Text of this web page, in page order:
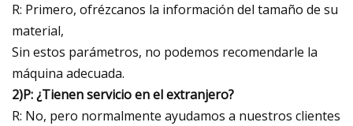
R: Primero, ofrézcanos la información del tamaño de su
material,
Sin estos parámetros, no podemos recomendarle la
máquina adecuada.
2)P: ¿Tienen servicio en el extranjero?
R: No, pero normalmente ayudamos a nuestros clientes